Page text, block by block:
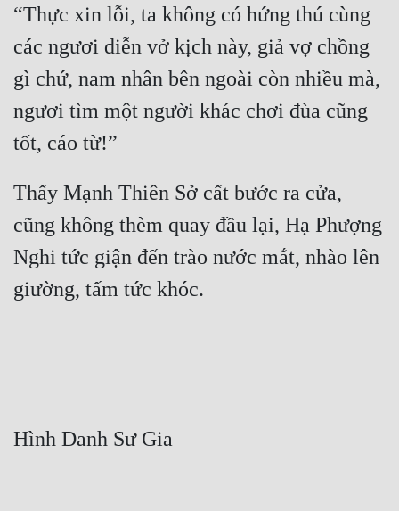
“Thực xin lỗi, ta không có hứng thú cùng
các ngươi diễn vở kịch này, giả vợ chồng
gì chứ, nam nhân bên ngoài còn nhiều mà,
ngươi tìm một người khác chơi đùa cũng
Thấy Mạnh Thiên Sở cất bước ra cửa,
cũng không thèm quay đầu lại, Hạ Phượng
Nghi tức giận đến trào nước mắt, nhào lên